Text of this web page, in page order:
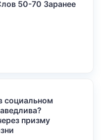
50-70 Заранее
социальном
призму